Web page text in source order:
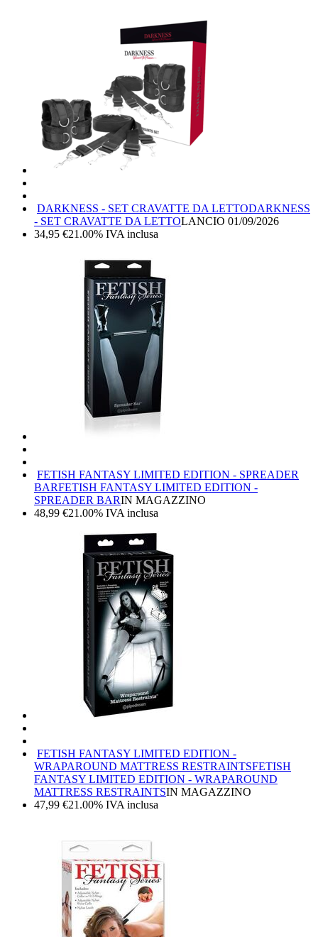
DARKNESS - SET CRAVATTE DA LETTODARKNESS
- SET CRAVATTE DA LETTOLANCIO 01/09/2026
34,95 €21.00% IVA inclusa
FETISH FANTASY LIMITED EDITION - SPREADER
BARFETISH FANTASY LIMITED EDITION -
SPREADER BARIN MAGAZZINO
48,99 €21.00% IVA inclusa
FETISH FANTASY LIMITED EDITION -
WRAPAROUND MATTRESS RESTRAINTSFETISH
FANTASY LIMITED EDITION - WRAPAROUND
MATTRESS RESTRAINTSIN MAGAZZINO
47,99 €21.00% IVA inclusa